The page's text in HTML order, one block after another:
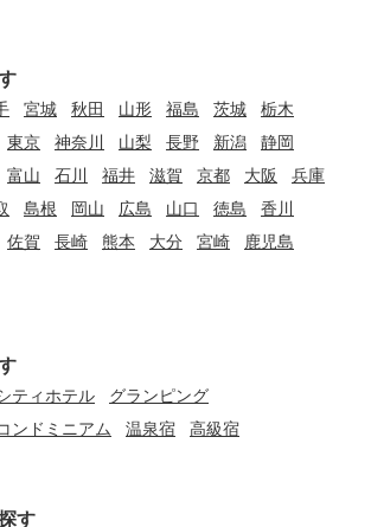
宮城 秋田 山形 福島 茨城 栃木
東京 神奈川 山梨 長野 新潟 静岡
富山 石川 福井 滋賀 京都 大阪
兵庫
島根 岡山 広島 山口 徳島
香川
佐賀 長崎 熊本 大分 宮崎
鹿児島
ティホテル
グランピング
ンドミニアム 温泉宿 高級宿
す